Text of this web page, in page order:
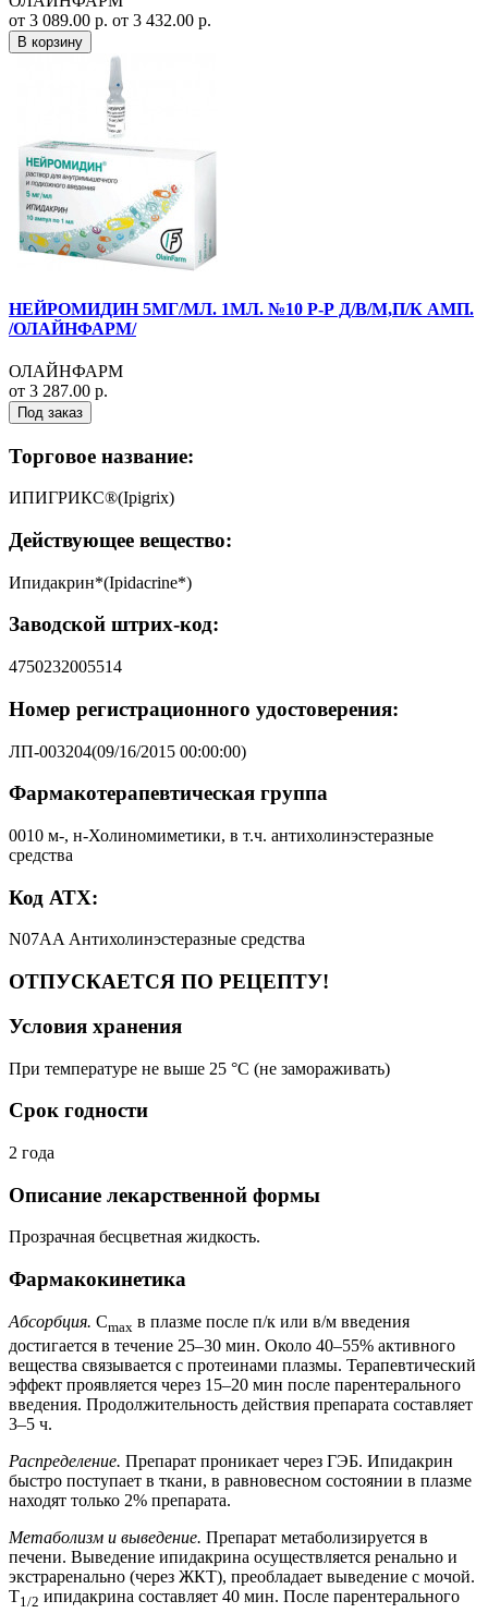
от 3 089.00 р. от 3 432.00 р.
В корзину
НЕЙРОМИДИН 5МГ/МЛ. 1МЛ. №10 Р-Р Д/В/М,П/К АМП.
/ОЛАЙНФАРМ/
ОЛАЙНФАРМ
от 3 287.00 р.
Под заказ
Торговое название:
ИПИГРИКС®(Ipigrix)
Действующее вещество:
Ипидакрин*(Ipidacrine*)
Заводской штрих-код:
4750232005514
Номер регистрационного удостоверения:
ЛП-003204(09/16/2015 00:00:00)
Фармакотерапевтическая группа
0010 м-, н-Холиномиметики, в т.ч. антихолинэстеразные
средства
Код АТХ:
N07AA Антихолинэстеразные средства
ОТПУСКАЕТСЯ ПО РЕЦЕПТУ!
Условия хранения
При температуре не выше 25 °C (не замораживать)
Срок годности
2 года
Описание лекарственной формы
Прозрачная бесцветная жидкость.
Фармакокинетика
Абсорбция. Cmax в плазме после п/к или в/м введения
достигается в течение 25–30 мин. Около 40–55% активного
вещества связывается с протеинами плазмы. Терапевтический
эффект проявляется через 15–20 мин после парентерального
введения. Продолжительность действия препарата составляет
3–5 ч.
Распределение. Препарат проникает через ГЭБ. Ипидакрин
быстро поступает в ткани, в равновесном состоянии в плазме
находят только 2% препарата.
Метаболизм и выведение. Препарат метаболизируется в
печени. Выведение ипидакрина осуществляется ренально и
экстраренально (через ЖКТ), преобладает выведение с мочой.
T1/2 ипидакрина составляет 40 мин. После парентерального